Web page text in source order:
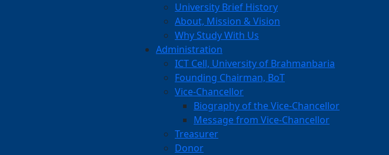
University Brief History
About, Mission & Vision
Why Study With Us
Administration
ICT Cell, University of Brahmanbaria
Founding Chairman, BoT
Vice-Chancellor
Biography of the Vice-Chancellor
Message from Vice-Chancellor
Treasurer
Donor